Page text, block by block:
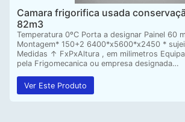
Camara frigorifica usada
82m3
Temperatura 0ºC Porta a designar Painel 60
Montagem* 150+2 6400*x5600*x2450 *
Medidas ↑ FxPxAltura , em milimetros
pela Frigomecanica ou empresa designada…
Ver Este Produto